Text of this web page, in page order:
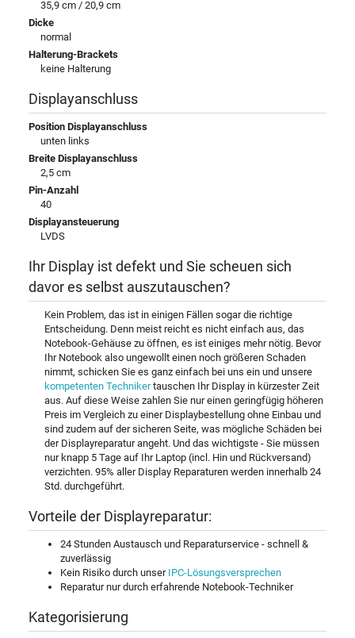
35,9 cm / 20,9 cm
Dicke
normal
Halterung-Brackets
keine Halterung
Displayanschluss
Position Displayanschluss
unten links
Breite Displayanschluss
2,5 cm
Pin-Anzahl
40
Displayansteuerung
LVDS
Ihr Display ist defekt und Sie scheuen sich
davor es selbst auszutauschen?
Kein Problem, das ist in einigen Fällen sogar die richtige
Entscheidung. Denn meist reicht es nicht einfach aus, das
Notebook-Gehäuse zu öffnen, es ist einiges mehr nötig. Bevor
Ihr Notebook also ungewollt einen noch größeren Schaden
nimmt, schicken Sie es ganz einfach bei uns ein und unsere
kompetenten Technikertauschen Ihr Display in kürzester Zeit
aus. Auf diese Weise zahlen Sie nur einen geringfügig höheren
Preis im Vergleich zu einer Displaybestellung ohne Einbau und
sind zudem auf der sicheren Seite, was mögliche Schäden bei
der Displayreparatur angeht. Und das wichtigste - Sie müssen
nur knapp 5 Tage auf Ihr Laptop (incl. Hin und Rückversand)
verzichten. 95% aller Display Reparaturen werden innerhalb 24
Std. durchgeführt.
Vorteile der Displayreparatur:
24 Stunden Austausch und Reparaturservice - schnell &
zuverlässig
Kein Risiko durch unser IPC-Lösungsversprechen
Reparatur nur durch erfahrende Notebook-Techniker
Kategorisierung